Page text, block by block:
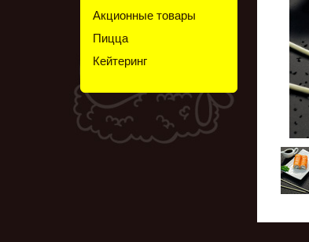
Акционные товары
Пицца
Кейтеринг